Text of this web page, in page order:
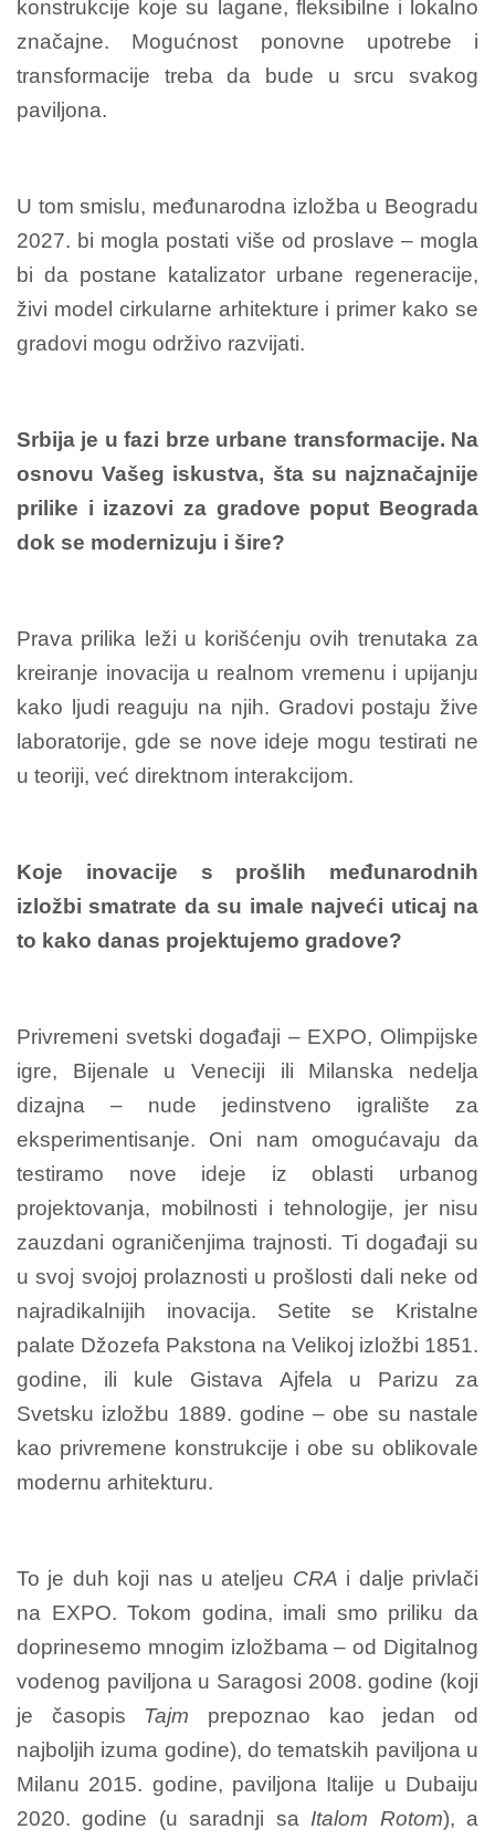
konstrukcije koje su lagane, fleksibilne i lokalno
značajne. Mogućnost ponovne upotrebe i
transformacije treba da bude u srcu svakog
paviljona.
U tom smislu, međunarodna izložba u Beogradu
2027. bi mogla postati više od proslave – mogla
bi da postane katalizator urbane regeneracije,
živi model cirkularne arhitekture i primer kako se
gradovi mogu održivo razvijati.
Srbija je u fazi brze urbane transformacije. Na
osnovu Vašeg iskustva, šta su najznačajnije
prilike i izazovi za gradove poput Beograda
dok se modernizuju i šire?
Prava prilika leži u korišćenju ovih trenutaka za
kreiranje inovacija u realnom vremenu i upijanju
kako ljudi reaguju na njih. Gradovi postaju žive
laboratorije, gde se nove ideje mogu testirati ne
u teoriji, već direktnom interakcijom.
Koje inovacije s prošlih međunarodnih
izložbi smatrate da su imale najveći uticaj na
to kako danas projektujemo gradove?
Privremeni svetski događaji – EXPO, Olimpijske
igre, Bijenale u Veneciji ili Milanska nedelja
dizajna – nude jedinstveno igralište za
eksperimentisanje. Oni nam omogućavaju da
testiramo nove ideje iz oblasti urbanog
projektovanja, mobilnosti i tehnologije, jer nisu
zauzdani ograničenjima trajnosti. Ti događaji su
u svoj svojoj prolaznosti u prošlosti dali neke od
najradikalnijih inovacija. Setite se Kristalne
palate Džozefa Pakstona na Velikoj izložbi 1851.
godine, ili kule Gistava Ajfela u Parizu za
Svetsku izložbu 1889. godine – obe su nastale
kao privremene konstrukcije i obe su oblikovale
modernu arhitekturu.
To je duh koji nas u ateljeu CRA i dalje privlači
na EXPO. Tokom godina, imali smo priliku da
doprinesemo mnogim izložbama – od Digitalnog
vodenog paviljona u Saragosi 2008. godine (koji
je časopis Tajm prepoznao kao jedan od
najboljih izuma godine), do tematskih paviljona u
Milanu 2015. godine, paviljona Italije u Dubaiju
2020. godine (u saradnji saItalom Rotom), a